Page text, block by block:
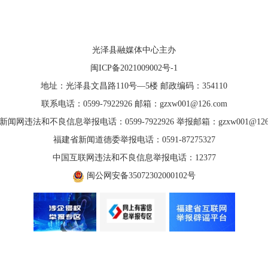
光泽县融媒体中心主办
闽ICP备2021009002号-1
地址：光泽县文昌路110号—5楼 邮政编码：354110
联系电话：0599-7922926 邮箱：gzxw001@126.com
闻网违法和不良信息举报电话：0599-7922926 举报邮箱：
福建省新闻道德委举报电话：0591-87275327
中国互联网违法和不良信息举报电话：12377
闽公网安备35072302000102号